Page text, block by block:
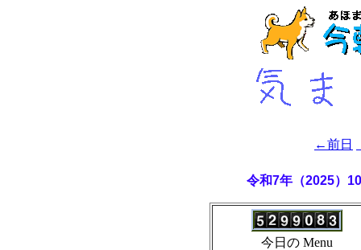
←前日
令和7年（2025）
今日の Menu